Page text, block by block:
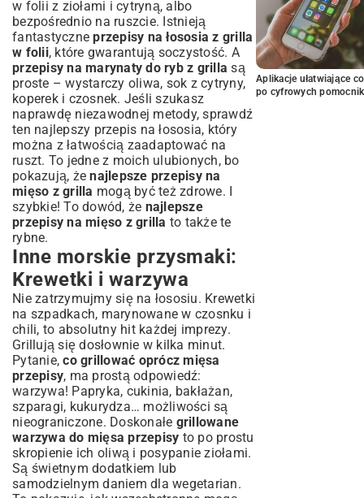
w folii z ziołami i cytryną, albo
bezpośrednio na ruszcie. Istnieją
fantastyczneprzepisy na łososia z grilla
w folii, które gwarantują soczystość. A
przepisy na marynaty do ryb z grilla są
proste – wystarczy oliwa, sok z cytryny,
koperek i czosnek. Jeśli szukasz
naprawdę niezawodnej metody, sprawdź
ten najlepszy przepis na łososia, który
można z łatwością zaadaptować na
ruszt. To jedne z moich ulubionych, bo
pokazują, żenajlepsze przepisy na
mięso z grilla mogą być też zdrowe. I
szybkie! To dowód, że najlepsze
przepisy na mięso z grilla to także te
rybne.
Inne morskie przysmaki:
Krewetki i warzywa
Nie zatrzymujmy się na łososiu. Krewetki
na szpadkach, marynowane w czosnku i
chili, to absolutny hit każdej imprezy.
Grillują się dosłownie w kilka minut.
Pytanie,co grillować oprócz mięsa
przepisy, ma prostą odpowiedź:
warzywa! Papryka, cukinia, bakłażan,
szparagi, kukurydza… możliwości są
nieograniczone. Doskonałe grillowane
warzywa do mięsa przepisy to po prostu
skropienie ich oliwą i posypanie ziołami.
Są świetnym dodatkiem lub
samodzielnym daniem dla wegetarian.
Aplikacje ułatwiające
po cyfrowych